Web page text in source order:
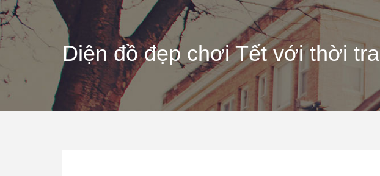
Diện đồ đẹp chơi Tết với thời